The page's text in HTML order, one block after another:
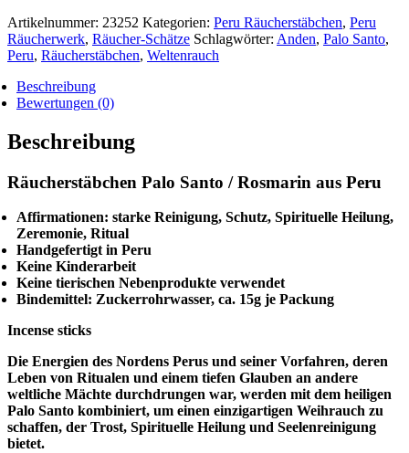
Artikelnummer: 23252 Kategorien: Peru Räucherstäbchen, Peru
Räucherwerk, Räucher-Schätze Schlagwörter: Anden, Palo Santo,
Peru, Räucherstäbchen, Weltenrauch
Beschreibung
Bewertungen (0)
Beschreibung
Räucherstäbchen Palo Santo / Rosmarin aus Peru
Affirmationen: starke Reinigung, Schutz, Spirituelle Heilung,
Zeremonie, Ritual
Handgefertigt in Peru
Keine Kinderarbeit
Keine tierischen Nebenprodukte verwendet
Bindemittel: Zuckerrohrwasser, ca. 15g je Packung
Incense sticks
Die Energien des Nordens Perus und seiner Vorfahren, deren
Leben von Ritualen und einem tiefen Glauben an andere
weltliche Mächte durchdrungen war, werden mit dem heiligen
Palo Santo kombiniert, um einen einzigartigen Weihrauch zu
schaffen, der Trost, Spirituelle Heilung und Seelenreinigung
bietet.